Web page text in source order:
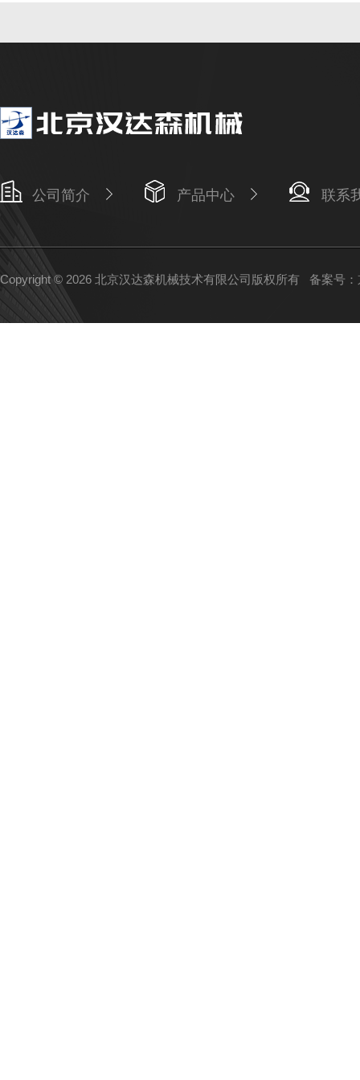
公司简介 产品中心 联系
Copyright © 2026 北京汉达森机械技术有限公司版权所有 备案号：